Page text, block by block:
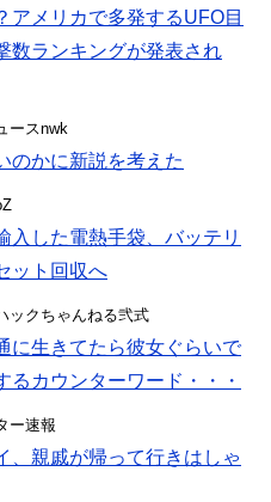
アメリカで多発するUFO目
数ランキングが発表され
ースnwk
のかに新説を考えた
入した電熱手袋、バッテリ
ット回収へ
ックちゃんねる弐式
に生きてたら彼女ぐらいで
カウンターワード・・・
ー速報
、親戚が帰って行きはしゃ